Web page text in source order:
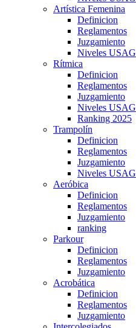
Artística Femenina
Definicion
Reglamentos
Juzgamiento
Niveles USAG
Rítmica
Definicion
Reglamentos
Juzgamiento
Niveles USAG
Ranking 2025
Trampolín
Definicion
Reglamentos
Juzgamiento
Niveles USAG
Aeróbica
Definicion
Reglamentos
Juzgamiento
ranking
Parkour
Definicion
Reglamentos
Juzgamiento
Acrobática
Definicion
Reglamentos
Juzgamiento